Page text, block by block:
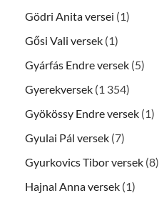
Gödri Anita versei (1)
Gősi Vali versek (1)
Gyárfás Endre versek (5)
Gyerekversek (1 354)
Gyökössy Endre versek (1)
Gyulai Pál versek (7)
Gyurkovics Tibor versek (8)
Hajnal Anna versek (1)